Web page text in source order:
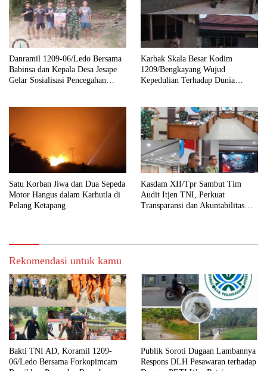
Danramil 1209-06/Ledo Bersama
Babinsa dan Kepala Desa Jesape
Gelar Sosialisasi Pencegahan
Karbak Skala Besar Kodim
1209/Bengkayang Wujud
Kepedulian Terhadap Dunia
Satu Korban Jiwa dan Dua Sepeda
Motor Hangus dalam Karhutla di
Pelang Ketapang
Kasdam XII/Tpr Sambut Tim
Audit Itjen TNI, Perkuat
Transparansi dan Akuntabilitas
Rekomendasi untuk kamu
Bakti TNI AD, Koramil 1209-
06/Ledo Bersama Forkopimcam
Publik Soroti Dugaan Lambannya
Respons DLH Pesawaran terhadap